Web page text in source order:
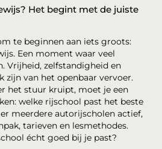
Het begint met de juiste
te beginnen aan iets groots:
Een moment waar veel
Vrijheid, zelfstandigheid en
zijn van het openbaar vervoer.
het stuur kruipt, moet je een
welke rijschool past het beste
meerdere autorijscholen actief,
tarieven en lesmethodes.
écht goed bij je past?